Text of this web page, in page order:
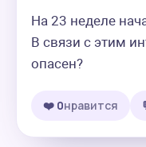
На 23 неделе
В связи с этим
опасен?
❤️ 0нравится